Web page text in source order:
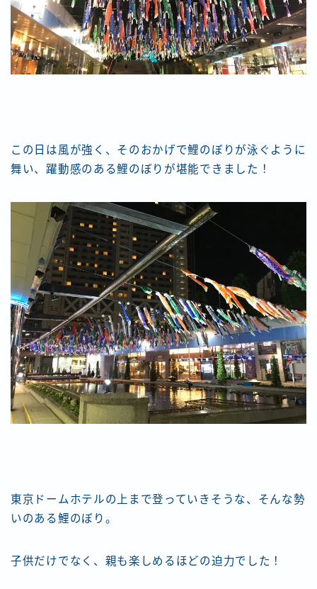
この日は風が強く、そのおかげで鯉のぼりが泳ぐように
舞い、躍動感のある鯉のぼりが堪能できました！
東京ドームホテルの上まで登っていきそうな、そんな勢
いのある鯉のぼり。
子供だけでなく、親も楽しめるほどの迫力でした！